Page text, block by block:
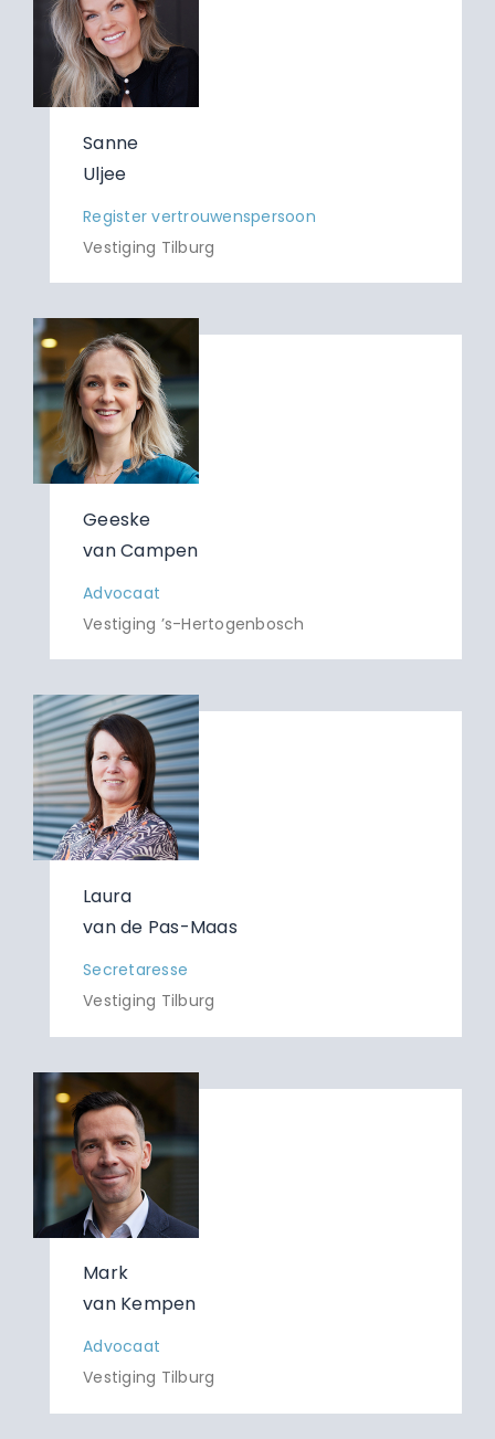
Sanne
Uljee
Register vertrouwenspersoon
Vestiging Tilburg
Geeske
van Campen
Advocaat
Vestiging ’s-Hertogenbosch
Laura
van de Pas-Maas
Secretaresse
Vestiging Tilburg
Mark
van Kempen
Advocaat
Vestiging Tilburg